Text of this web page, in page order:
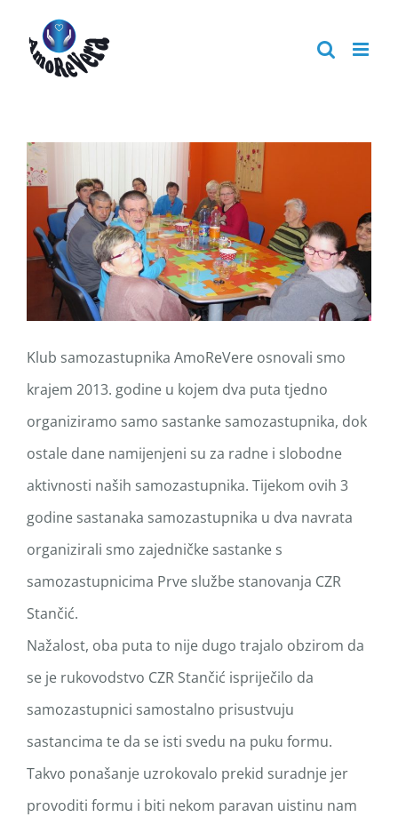
content
Klub samozastupnika AmoReVere osnovali smo
krajem 2013. godine u kojem dva puta tjedno
organiziramo samo sastanke samozastupnika, dok
ostale dane namijenjeni su za radne i slobodne
aktivnosti naših samozastupnika. Tijekom ovih 3
godine sastanaka samozastupnika u dva navrata
organizirali smo zajedničke sastanke s
samozastupnicima Prve službe stanovanja CZR
Stančić.
Nažalost, oba puta to nije dugo trajalo obzirom da
se je rukovodstvo CZR Stančić ispriječilo da
samozastupnici samostalno prisustvuju
sastancima te da se isti svedu na puku formu.
Takvo ponašanje uzrokovalo prekid suradnje jer
provoditi formu i biti nekom paravan uistinu nam